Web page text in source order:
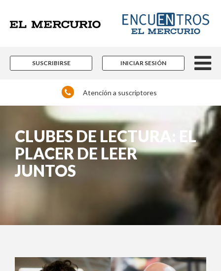
SUSCRIBIRSE INICIAR SESIÓN
Atención a suscriptores
CLUBES DE LECTURA: EL
PLACER DE LEER
JUNTOS